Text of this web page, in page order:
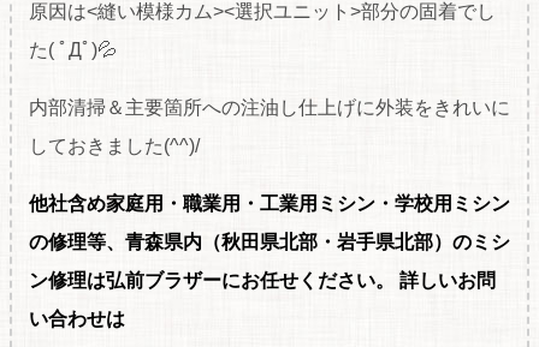
原因は<縫い模様カム><選択ユニット>部分の固着でし
た( ﾟДﾟ)💦
内部清掃＆主要箇所への注油し仕上げに外装をきれいに
しておきました(^^)/
他社含め家庭用・職業用・工業用ミシン・学校用ミシン
の修理等、青森県内（秋田県北部・岩手県北部）のミシ
ン修理は弘前ブラザーにお任せください。
詳しいお問
い合わせは